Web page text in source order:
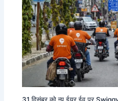
31 दिसंबर को न्यू ईयर ईव पर